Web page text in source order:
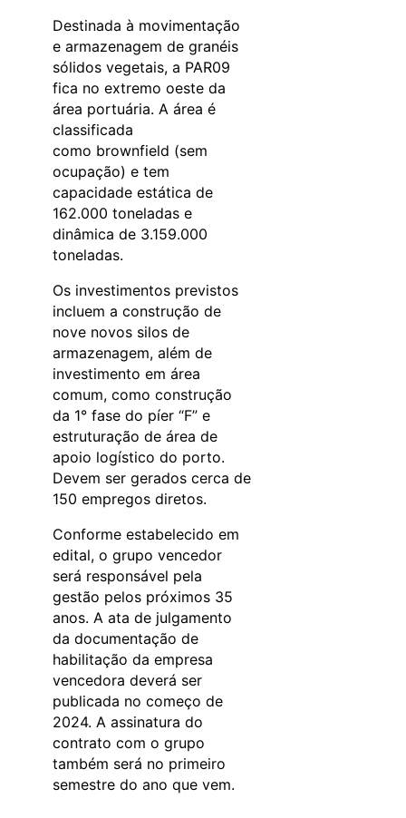
Destinada à movimentação
e armazenagem de granéis
sólidos vegetais, a PAR09
fica no extremo oeste da
área portuária. A área é
classificada
como brownfield (sem
ocupação) e tem
capacidade estática de
162.000 toneladas e
dinâmica de 3.159.000
toneladas.
Os investimentos previstos
incluem a construção de
nove novos silos de
armazenagem, além de
investimento em área
comum, como construção
da 1° fase do píer “F” e
estruturação de área de
apoio logístico do porto.
Devem ser gerados cerca de
150 empregos diretos.
Conforme estabelecido em
edital, o grupo vencedor
será responsável pela
gestão pelos próximos 35
anos. A ata de julgamento
da documentação de
habilitação da empresa
vencedora deverá ser
publicada no começo de
2024. A assinatura do
contrato com o grupo
também será no primeiro
semestre do ano que vem.